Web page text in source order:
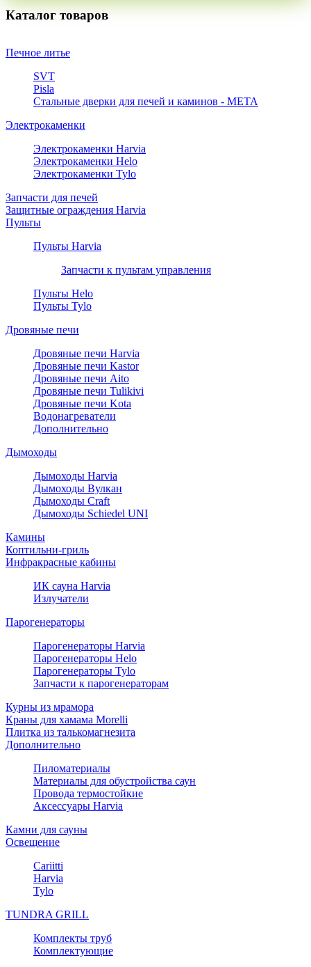
Каталог товаров
Печное литье
SVT
Pisla
Стальные дверки для печей и каминов - META
Электрокаменки
Электрокаменки Harvia
Электрокаменки Helo
Электрокаменки Tylo
Запчасти для печей
Защитные ограждения Harvia
Пульты
Пульты Harvia
Запчасти к пультам управления
Пульты Helo
Пульты Tylo
Дровяные печи
Дровяные печи Harvia
Дровяные печи Kastor
Дровяные печи Aito
Дровяные печи Tulikivi
Дровяные печи Kota
Водонагреватели
Дополнительно
Дымоходы
Дымоходы Harvia
Дымоходы Вулкан
Дымоходы Craft
Дымоходы Schiedel UNI
Камины
Коптильни-гриль
Инфракрасные кабины
ИК сауна Harvia
Излучатели
Парогенераторы
Парогенераторы Harvia
Парогенераторы Helo
Парогенераторы Tylo
Запчасти к парогенераторам
Курны из мрамора
Краны для хамама Morelli
Плитка из талькомагнезита
Дополнительно
Пиломатериалы
Материалы для обустройства саун
Провода термостойкие
Аксессуары Harvia
Камни для сауны
Освещение
Cariitti
Harvia
Tylo
TUNDRA GRILL
Комплекты труб
Комплектующие